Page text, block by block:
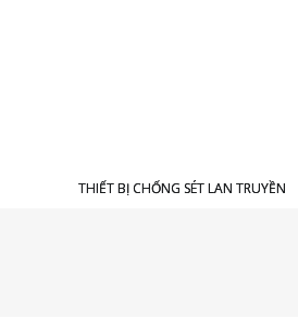
THIẾT BỊ CHỐNG SÉT LAN TRUYỀN